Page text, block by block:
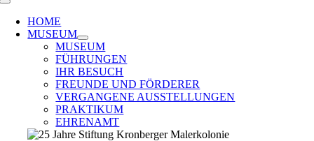
Toggle
Navigation
HOME
MUSEUM
MUSEUM
FÜHRUNGEN
IHR BESUCH
FREUNDE UND FÖRDERER
VERGANGENE AUSSTELLUNGEN
PRAKTIKUM
EHRENAMT